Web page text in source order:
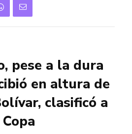
pese a la dura
en altura de
clasificó a